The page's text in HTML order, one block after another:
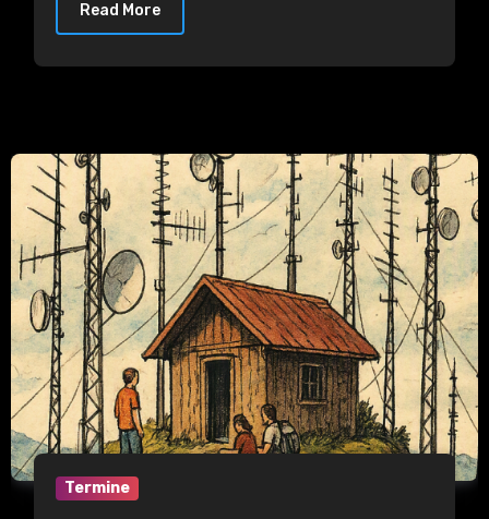
Read More
Termine